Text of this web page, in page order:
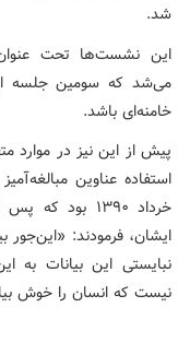
شد.
این نشست‌ها تحت عنوان
می‌شد که سومین جلسه
خامنه‌ای باشد.
پیش از این نیز در موارد
استفاده عناوین
خرداد ۱۳۹۰
ایشان، فرمودند:
نبایستی این بیانات به
نیست که انسان را خوش